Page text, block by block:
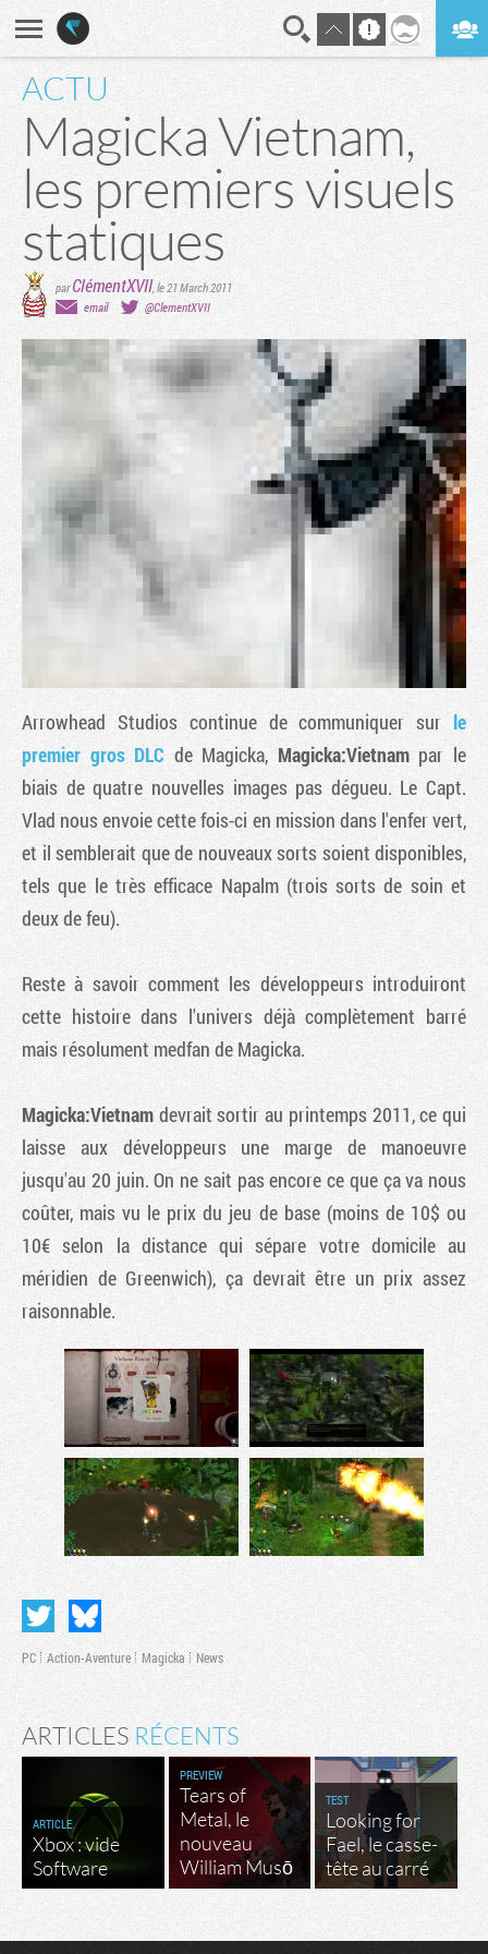
ACTU
Magicka Vietnam,
les premiers visuels
statiques
parClémentXVII,le 21 March 2011
email
@ClementXVII
Arrowhead Studios continue de communiquer sur le
premier gros DLC de Magicka, Magicka:Vietnampar le
biais de quatre nouvelles images pas dégueu. Le Capt.
Vlad nous envoie cette fois-ci en mission dans l'enfer vert,
et il semblerait que de nouveaux sorts soient disponibles,
tels que le très efficace Napalm (trois sorts de soin et
deux de feu).
Reste à savoir comment les développeurs introduiront
cette histoire dans l'univers déjà complètement barré
mais résolument medfan de Magicka.
Magicka:Vietnam devrait sortir au printemps 2011, ce qui
laisse aux développeurs une marge de manoeuvre
jusqu'au 20 juin. On ne sait pas encore ce que ça va nous
coûter, mais vu le prix du jeu de base (moins de 10$ ou
10€ selon la distance qui sépare votre domicile au
méridien de Greenwich), ça devrait être un prix assez
raisonnable.
PC Action-Aventure Magicka News
ARTICLES RÉCENTS
ARTICLE
Xbox : vide
Software
PREVIEW
Tears of
Metal, le
nouveau
William Musō
TEST
Looking for
Fael, le casse-
tête au carré
Tribune